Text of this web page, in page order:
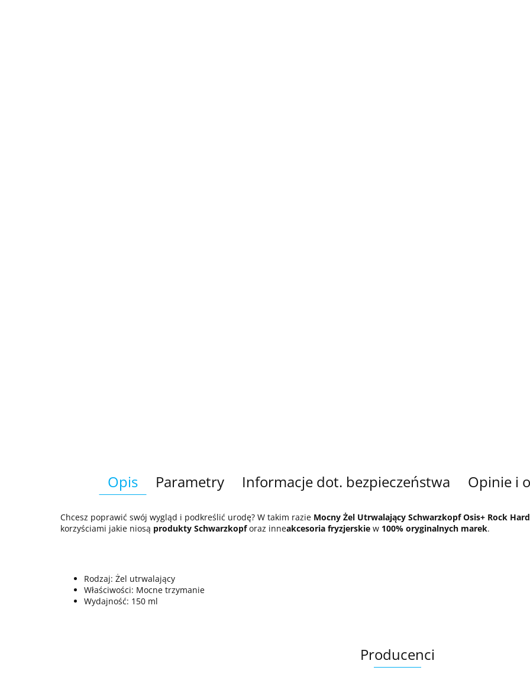
Opis Parametry Informacje dot. bezpieczeństwa Opinie i
Chcesz poprawić swój wygląd i podkreślić urodę? W takim razie Mocny Żel Utrwalający Schwarzkopf Osis+ Rock
korzyściami jakie niosą produkty Schwarzkopforaz inneakcesoria fryzjerskie w 100% oryginalnych marek.
Rodzaj: Żel utrwalający
Właściwości: Mocne trzymanie
Wydajność: 150 ml
Producenci